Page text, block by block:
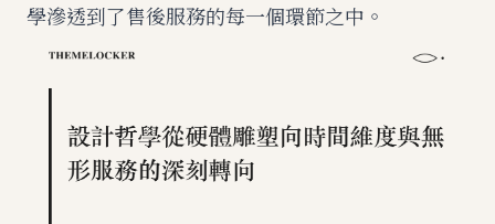
學滲透到了售後服務的每一個環節之中。